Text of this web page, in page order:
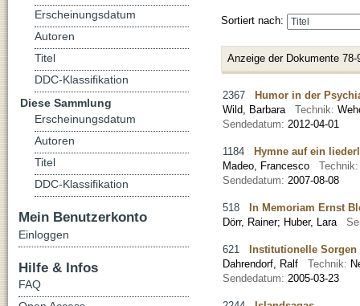
Sortiert nach:
Anzeige der Dokumente 78-
2367 Humor in der
Wild, Barbara
Technik:
Sendedatum: 2012-04-01
1184 Hymne auf ein
Madeo, Francesco
Sendedatum: 2007-08-08
518 In Memoriam Ernst
Dörr, Rainer; Huber, Lara
621 Institutionelle Sorgen
Dahrendorf, Ralf
Technik:
Sendedatum: 2005-03-23
Erscheinungsdatum
Autoren
Titel
DDC-Klassifikation
Diese Sammlung
Erscheinungsdatum
Autoren
Titel
DDC-Klassifikation
Mein Benutzerkonto
Einloggen
Hilfe & Infos
FAQ